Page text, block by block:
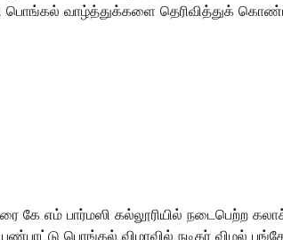
பொங்கல் வாழ்த்துக்களை தெரிவித்துக்
கே எம் பார்மஸி கல்லூரியில் நடைபெற்ற
பண்பாட்டு பொங்கல் விழாவில் நடிகர் விமல்